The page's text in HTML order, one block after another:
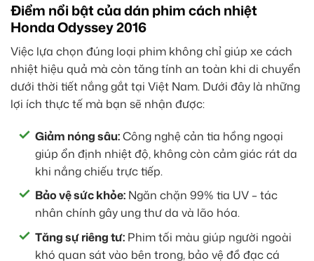
Điểm nổi bật của dán phim cách nhiệt
Honda Odyssey 2016
Việc lựa chọn đúng loại phim không chỉ giúp xe cách
nhiệt hiệu quả mà còn tăng tính an toàn khi di chuyển
dưới thời tiết nắng gắt tại Việt Nam. Dưới đây là những
lợi ích thực tế mà bạn sẽ nhận được:
Giảm nóng sâu:Công nghệ cản tia hồng ngoại
giúp ổn định nhiệt độ, không còn cảm giác rát da
khi nắng chiếu trực tiếp.
Bảo vệ sức khỏe: Ngăn chặn 99% tia UV – tác
nhân chính gây ung thư da và lão hóa.
Tăng sự riêng tư: Phim tối màu giúp người ngoài
khó quan sát vào bên trong, bảo vệ đồ đạc cá